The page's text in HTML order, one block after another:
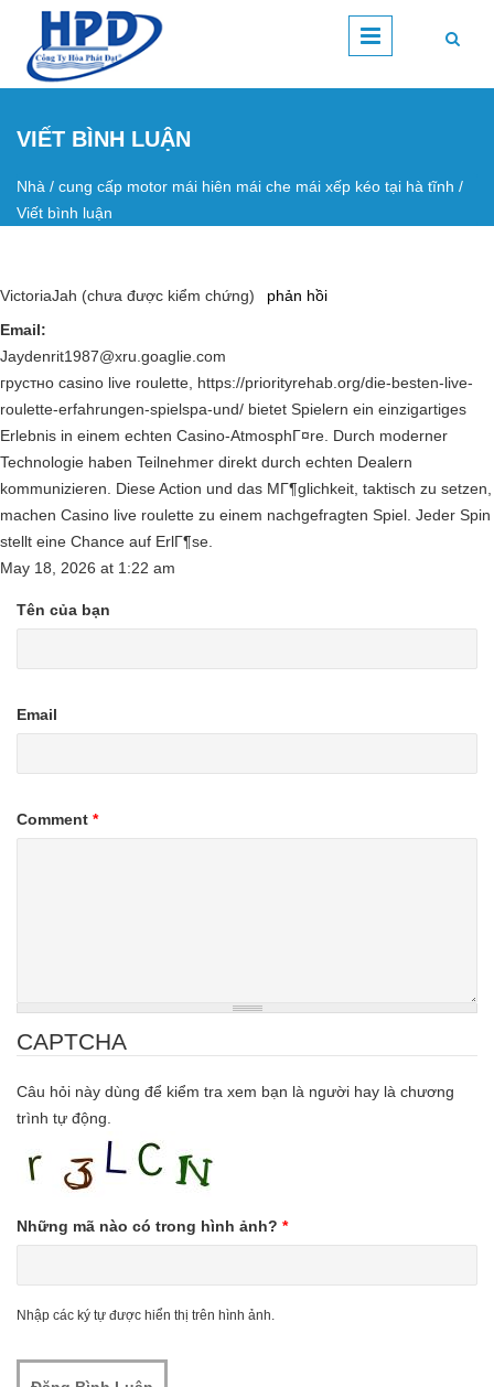
Nhảy đến nội dung
VIẾT BÌNH LUẬN
Bạn đang ở đây
Nhà / cung cấp motor mái hiên mái che mái xếp kéo tại hà tĩnh /
Viết bình luận
VictoriaJah (chưa được kiểm chứng)
phản hồi
Email:
Jaydenrit1987@xru.goaglie.com
грустно casino live roulette, https://priorityrehab.org/die-besten-live-
roulette-erfahrungen-spielspa-und/ bietet Spielern ein einzigartiges
Erlebnis in einem echten Casino-AtmosphГ¤re. Durch moderner
Technologie haben Teilnehmer direkt durch echten Dealern
kommunizieren. Diese Action und das MГ¶glichkeit, taktisch zu setzen,
machen Casino live roulette zu einem nachgefragten Spiel. Jeder Spin
stellt eine Chance auf ErlГ¶se.
May 18, 2026 at 1:22 am
Tên của bạn
Email
Comment *
CAPTCHA
Câu hỏi này dùng để kiểm tra xem bạn là người hay là chương
trình tự động.
Những mã nào có trong hình ảnh? *
Nhập các ký tự được hiển thị trên hình ảnh.